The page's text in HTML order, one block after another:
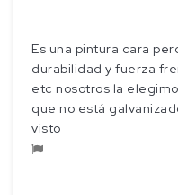
Es una pintura cara
durabilidad y fuerza
etc nosotros la
que no está
visto